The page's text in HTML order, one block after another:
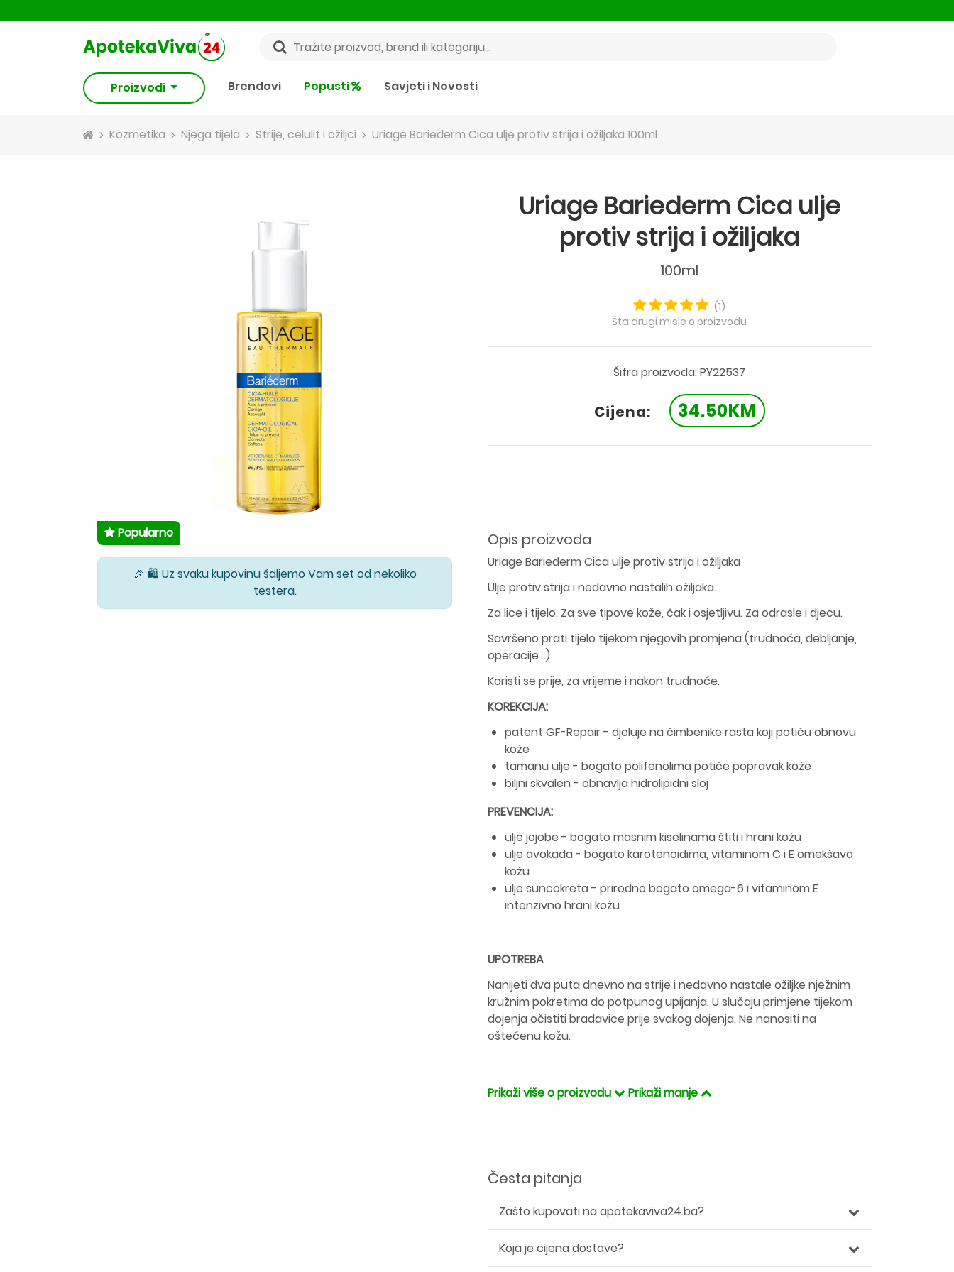
Proizvodi Brendovi Popusti Savjeti i Novosti
Kozmetika Njega tijela Strije, celulit i ožiljci Uriage Bariederm Cica ulje protiv strija i ožiljaka 100ml
Popularno
🎉 🛍️ Uz svaku kupovinu šaljemo Vam set od nekoliko
testera.
Uriage Bariederm Cica ulje
protiv strija i ožiljaka
100ml
(1)
Šta drugi misle o proizvodu
Šifra proizvoda: PY22537
Cijena: 34.50KM
Opis proizvoda
Uriage Bariederm Cica ulje protiv strija i ožiljaka
Ulje protiv strija i nedavno nastalih ožiljaka.
Za lice i tijelo. Za sve tipove kože, čak i osjetljivu. Za odrasle i djecu.
Savršeno prati tijelo tijekom njegovih promjena (trudnoća, debljanje,
operacije ..)
Koristi se prije, za vrijeme i nakon trudnoće.
KOREKCIJA:
patent GF-Repair - djeluje na čimbenike rasta koji potiču obnovu
kože
tamanu ulje - bogato polifenolima potiče popravak kože
biljni skvalen - obnavlja hidrolipidni sloj
PREVENCIJA:
ulje jojobe - bogato masnim kiselinama štiti i hrani kožu
ulje avokada - bogato karotenoidima, vitaminom C i E omekšava
kožu
ulje suncokreta - prirodno bogato omega-6 i vitaminom E
intenzivno hrani kožu
UPOTREBA
Nanijeti dva puta dnevno na strije i nedavno nastale ožiljke nježnim
kružnim pokretima do potpunog upijanja. U slučaju primjene tijekom
dojenja očistiti bradavice prije svakog dojenja. Ne nanositi na
oštećenu kožu.
Prikaži više o proizvodu Prikaži manje
Česta pitanja
Zašto kupovati na apotekaviva24.ba?
Koja je cijena dostave?